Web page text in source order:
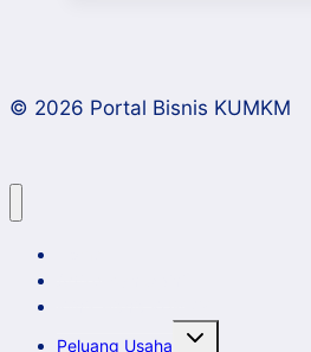
Pekerja/Buruh
© 2026 Portal Bisnis KUMKM
Peluang Usaha
Toggle